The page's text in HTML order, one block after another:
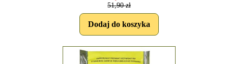
51,90 zł